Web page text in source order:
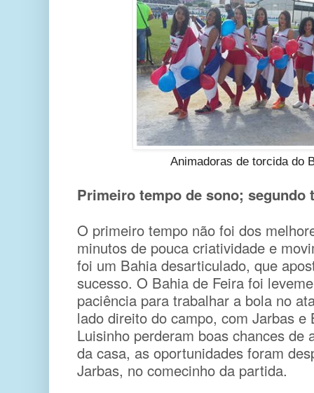
Animadoras de torcida do
Primeiro tempo de sono; segundo
O primeiro tempo não foi dos
minutos de pouca criatividade e
foi um Bahia desarticulado, que
sucesso. O Bahia de Feira foi
paciência para trabalhar a bola no
lado direito do campo, com Jarbas e
Luisinho perderam boas chances de
da casa, as oportunidades foram
Jarbas, no comecinho da partida.